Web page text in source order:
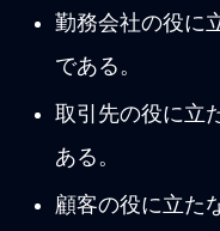
勤務会社の役に
である。
取引先の役に立
ある。
顧客の役に立た